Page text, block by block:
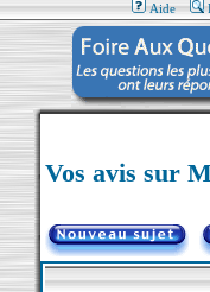
Aide
Vos avis sur